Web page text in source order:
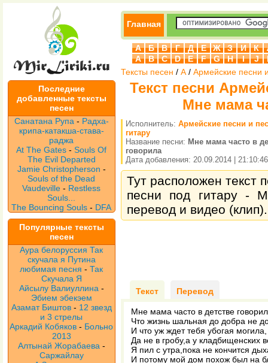
Последние
добавленные тексты
песен
Санатана Рупа - Радха-
крипа-катакша-става-
раджа
At The Gates -Souls Of
The Evil Departed
Jamie Christopherson -
Souls of the Dead
Vaudeville- Restless
Souls...
The Bouncing Souls - DFA
Популярные тексты
песен
Аура белоруссия Так
скучала я Путина
любимая песня -Так
Скучала Я
Айсылу Валиуллина -
Эбием эбекэем
Азамат Биштов - 12 звезд
и 3 стрелы
Аркадий Кобяков - Больно
2013
Алтынай Жорабаева -
Саржайлау
Главная
А Б В Г Д Е Ж З И К
A
B C D E F G H I J
Тексты песен / А / Армейские песни
Текст песни
Мне мама
Исполнитель: Армейские песни и
гитару
Название песни: Мне мама часто в
говорила
Дата добавления: 20.09.2014 | 21:10:46
Тут расположен текст
песни под гитару -
перевод и видео (клип).
Текст Перевод
Мне мама часто в детстве
Что жизнь шальная до добра не
И что уж ждет тебя убогая могила,
Да не в гробу,а у кладбищенских
Я пил с утра,пока не кончится
И потому мой дом похож был на